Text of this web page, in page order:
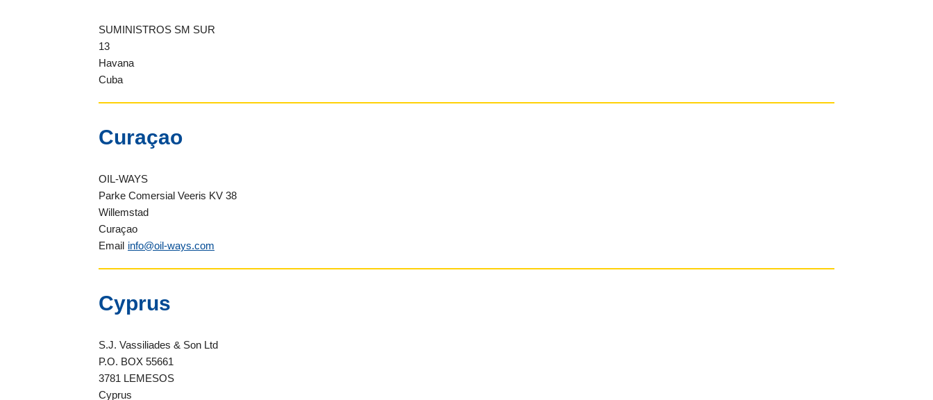
SUMINISTROS SM SUR
13
Havana
Cuba
Curaçao
OIL-WAYS
Parke Comersial Veeris KV 38
Willemstad
Curaçao
Email info@oil-ways.com
Cyprus
S.J. Vassiliades & Son Ltd
P.O. BOX 55661
3781 LEMESOS
Cyprus